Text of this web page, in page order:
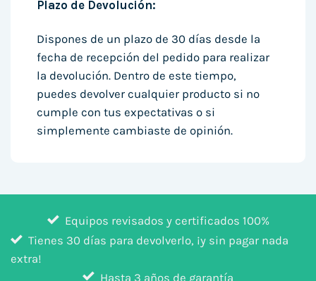
Plazo de Devolución:
Dispones de un plazo de 30 días desde la
fecha de recepción del pedido para realizar
la devolución. Dentro de este tiempo,
puedes devolver cualquier producto si no
cumple con tus expectativas o si
simplemente cambiaste de opinión.
Equipos revisados y certificados 100%
Tienes 30 días para devolverlo, ¡y sin pagar nada
extra!
Hasta 3 años de garantía